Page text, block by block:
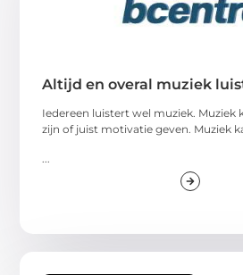
Altijd en overal muziek
Iedereen luistert wel muziek. Muziek
zijn of juist motivatie geven. Muziek